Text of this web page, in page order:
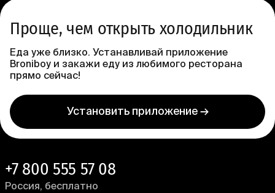
Проще, чем открыть холодильник
Еда уже близко. Устанавливай приложение
Broniboy и закажи еду из любимого ресторана
прямо сейчас!
Установить приложение →
+7 800 555 57 08
Россия, бесплатно